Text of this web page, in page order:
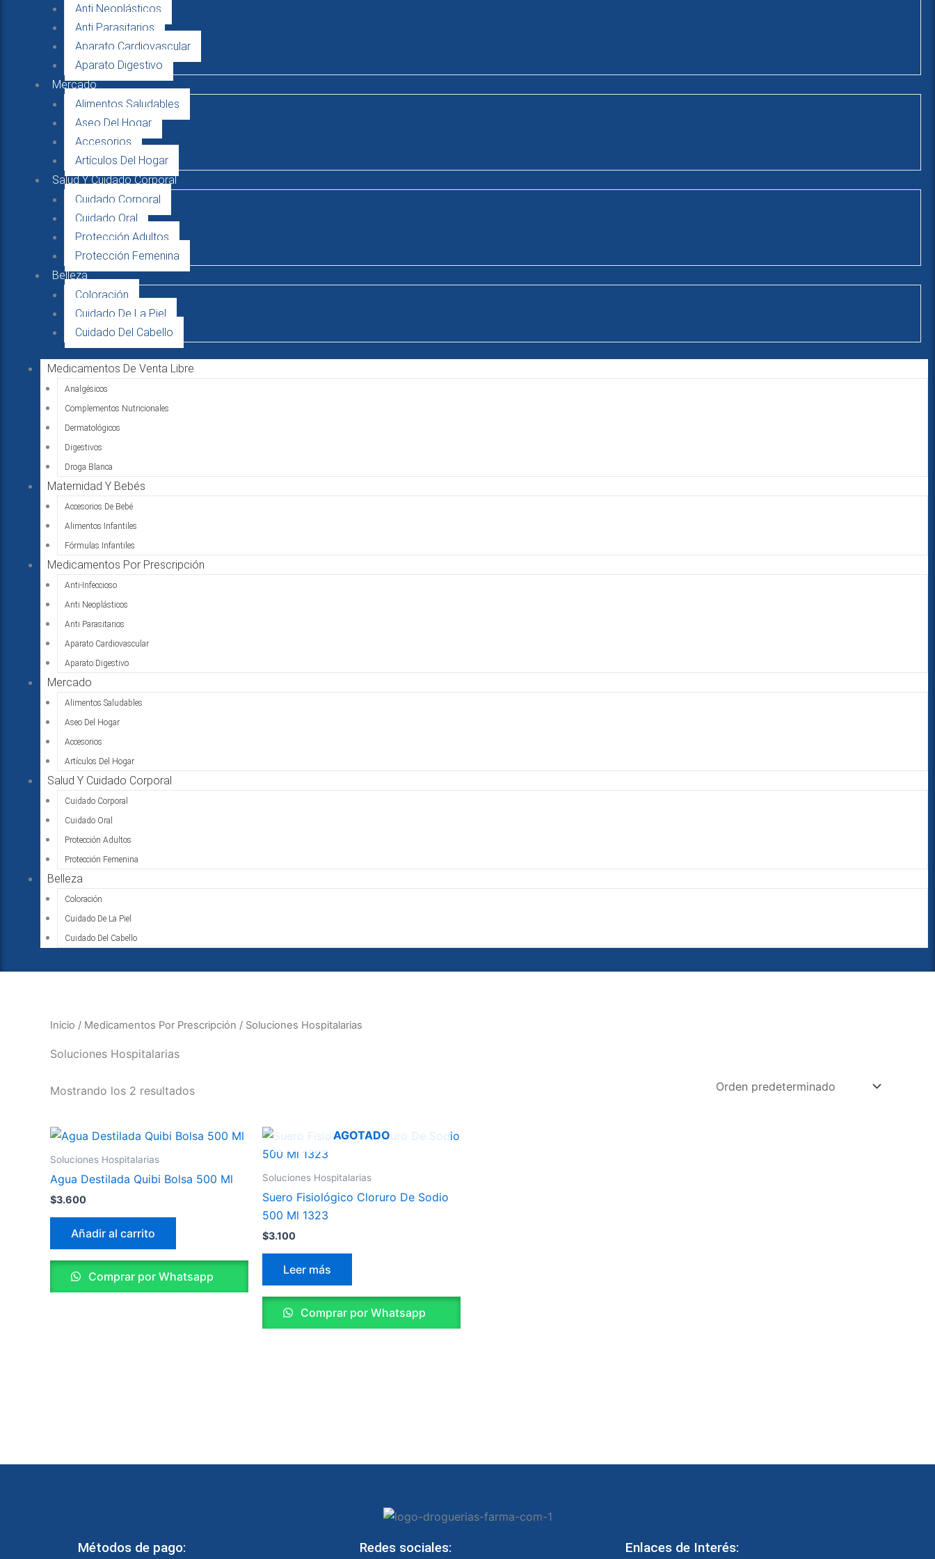
Anti Neoplásticos
Anti Parasitarios
Aparato Cardiovascular
Aparato Digestivo
Mercado
Alimentos Saludables
Aseo Del Hogar
Accesorios
Artículos Del Hogar
Salud Y Cuidado Corporal
Cuidado Corporal
Cuidado Oral
Protección Adultos
Protección Femenina
Belleza
Coloración
Cuidado De La Piel
Cuidado Del Cabello
Medicamentos De Venta Libre
Analgésicos
Complementos Nutricionales
Dermatológicos
Digestivos
Droga Blanca
Maternidad Y Bebés
Accesorios De Bebé
Alimentos Infantiles
Fórmulas Infantiles
Medicamentos Por Prescripción
Anti-Infeccioso
Anti Neoplásticos
Anti Parasitarios
Aparato Cardiovascular
Aparato Digestivo
Mercado
Alimentos Saludables
Aseo Del Hogar
Accesorios
Artículos Del Hogar
Salud Y Cuidado Corporal
Cuidado Corporal
Cuidado Oral
Protección Adultos
Protección Femenina
Belleza
Coloración
Cuidado De La Piel
Cuidado Del Cabello
Inicio / Medicamentos Por Prescripción / Soluciones Hospitalarias
Soluciones Hospitalarias
Mostrando los 2 resultados
Soluciones Hospitalarias
Agua Destilada Quibi Bolsa 500 Ml
$3.600
Añadir al carrito
Comprar por Whatsapp
AGOTADO
Soluciones Hospitalarias
Suero Fisiológico Cloruro De Sodio
500 Ml 1323
$3.100
Leer más
Comprar por Whatsapp
Métodos de pago: Redes sociales: Enlaces de Interés: